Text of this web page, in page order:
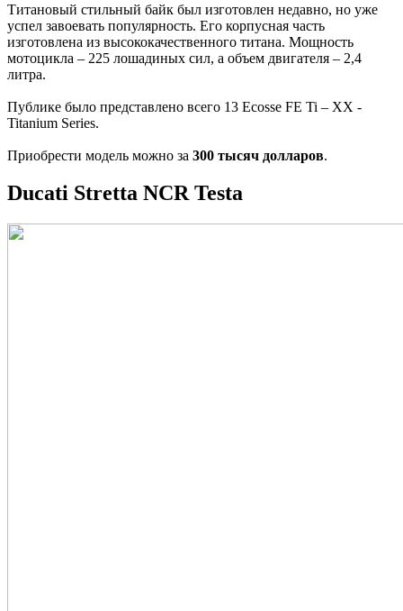
Титановый стильный байк был изготовлен недавно, но уже
успел завоевать популярность. Его корпусная часть
изготовлена из высококачественного титана. Мощность
мотоцикла – 225 лошадиных сил, а объем двигателя – 2,4
литра.
Публике было представлено всего 13 Ecosse FE Ti – XX -
Titanium Series.
Приобрести модель можно за 300 тысяч долларов.
Ducati Stretta NCR Testa